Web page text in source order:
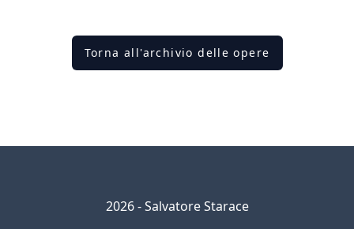
Torna all'archivio delle opere
2026 - Salvatore Starace